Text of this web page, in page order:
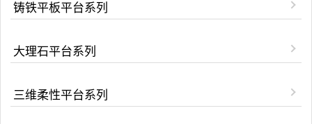
铸铁平板平台系列
大理石平台系列
三维柔性平台系列